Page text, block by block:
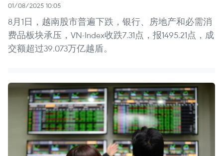
01/08/2025 10:05
8月1日，越南股市普遍下跌，银行、房地产和必需消
费品板块承压，VN-Index收跌7.31点，报1495.21点，成
交额超过39.073万亿越盾。